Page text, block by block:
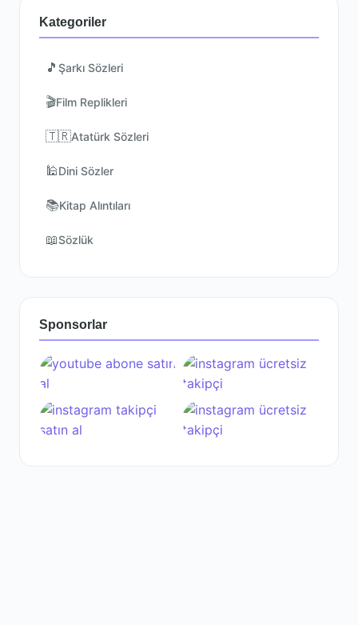
Kategoriler
🎵 Şarkı Sözleri
🎬Film Replikleri
🇹🇷Atatürk Sözleri
🕌Dini Sözler
📚Kitap Alıntıları
📖Sözlük
Sponsorlar